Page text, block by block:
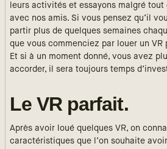
leurs activités et essayons malgré tout
avec nos amis. Si vous pensez qu’il
partir plus de quelques semaines
que vous commenciez par louer un VR
Et si à un moment donné, vous avez
accorder, il sera toujours temps
Le VR parfait.
Après avoir loué quelques VR, on
caractéristiques que l’on souhaite